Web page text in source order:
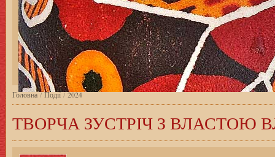
Головна/Події/2024
ТВОРЧА ЗУСТРІЧ З ВЛАСТОЮ